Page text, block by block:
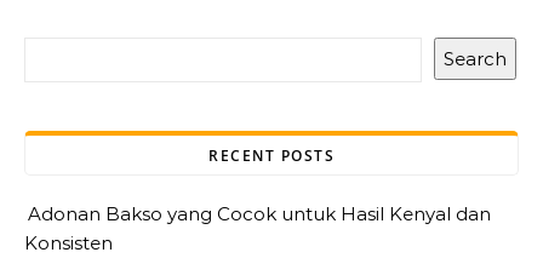
Search
RECENT POSTS
Adonan Bakso yang Cocok untuk Hasil Kenyal dan
Konsisten